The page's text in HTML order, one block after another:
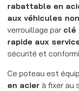
rabattable en
aux véhicules
verrouillage par clé
rapide aux
sécurité et
Ce poteau est
en acier à fixer au